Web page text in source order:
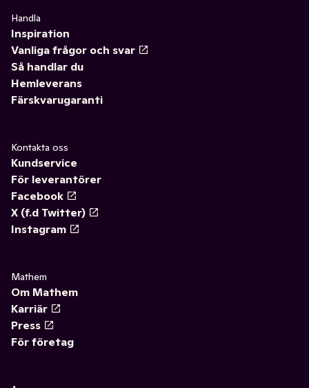
Handla
Inspiration
Vanliga frågor och svar
Så handlar du
Hemleverans
Färskvarugaranti
Kontakta oss
Kundservice
För leverantörer
Facebook
X (f.d Twitter)
Instagram
Mathem
Om Mathem
Karriär
Press
För företag